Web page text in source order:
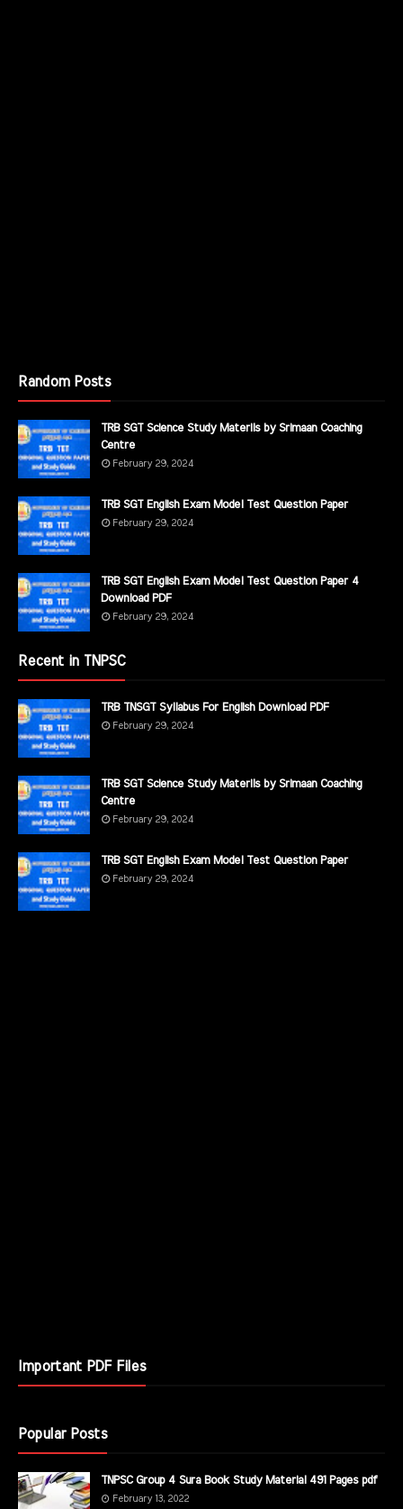
Random Posts
TRB SGT Science Study Materils by Srimaan Coaching
Centre
February 29, 2024
TRB SGT English Exam Model Test Question Paper
February 29, 2024
TRB SGT English Exam Model Test Question Paper 4
Download PDF
February 29, 2024
Recent in TNPSC
TRB TNSGT Syllabus For English Download PDF
February 29, 2024
TRB SGT Science Study Materils by Srimaan Coaching
Centre
February 29, 2024
TRB SGT English Exam Model Test Question Paper
February 29, 2024
Important PDF Files
Popular Posts
TNPSC Group 4 Sura Book Study Material 491 Pages pdf
February 13, 2022